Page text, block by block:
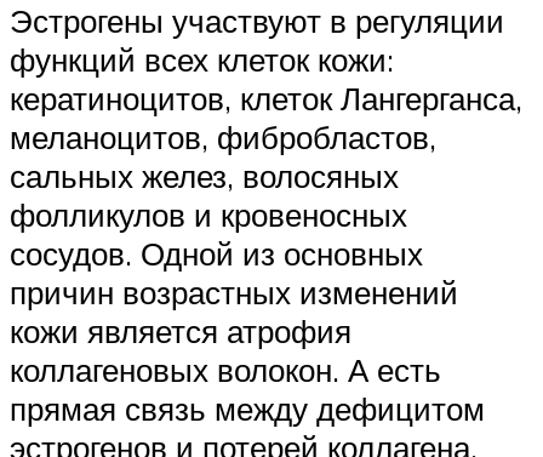
Эстрогены участвуют в регуляции
функций всех клеток кожи:
кератиноцитов, клеток Лангерганса,
меланоцитов, фибробластов,
сальных желез, волосяных
фолликулов и кровеносных
сосудов. Одной из основных
причин возрастных изменений
кожи является атрофия
коллагеновых волокон. А есть
прямая связь между дефицитом
эстрогенов и потерей коллагена.